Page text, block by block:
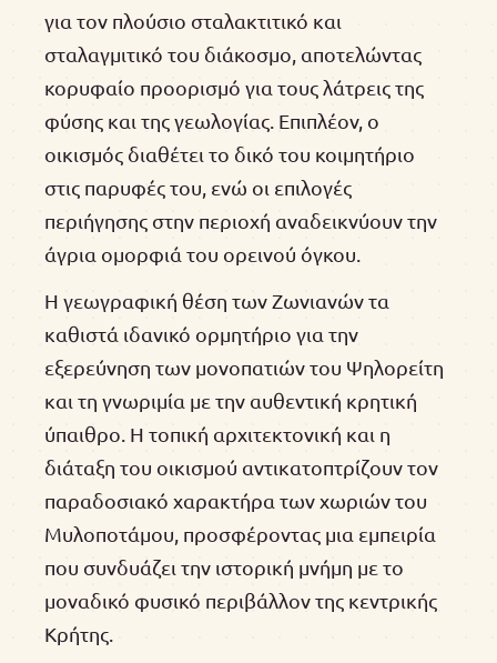
για τον πλούσιο σταλακτιτικό και
σταλαγμιτικό του διάκοσμο, αποτελώντας
κορυφαίο προορισμό για τους λάτρεις της
φύσης και της γεωλογίας. Επιπλέον, ο
οικισμός διαθέτει το δικό του κοιμητήριο
στις παρυφές του, ενώ οι επιλογές
περιήγησης στην περιοχή αναδεικνύουν την
άγρια ομορφιά του ορεινού όγκου.
Η γεωγραφική θέση των Ζωνιανών τα
καθιστά ιδανικό ορμητήριο για την
εξερεύνηση των μονοπατιών του Ψηλορείτη
και τη γνωριμία με την αυθεντική κρητική
ύπαιθρο. Η τοπική αρχιτεκτονική και η
διάταξη του οικισμού αντικατοπτρίζουν τον
παραδοσιακό χαρακτήρα των χωριών του
Μυλοποτάμου, προσφέροντας μια εμπειρία
που συνδυάζει την ιστορική μνήμη με το
μοναδικό φυσικό περιβάλλον της κεντρικής
Κρήτης.